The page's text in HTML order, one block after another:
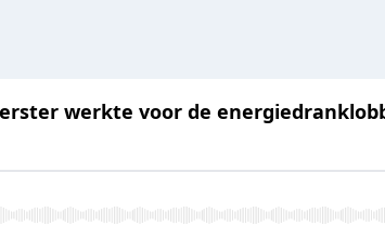
werkte voor de